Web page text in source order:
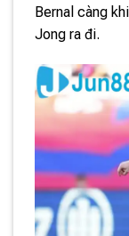
Bernal càng
Jong ra đi.